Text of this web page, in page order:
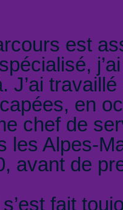
est
J’ai
en
chef de
les Alpes-
avant de
fait